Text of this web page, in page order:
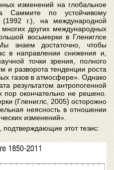
изменений на глобальное
Саммите по устойчивому
г.), на международной
других международных
восьмерки в Глениглсе
знаем достаточно, чтобы
в направлении снижения и,
точки зрения, полного
и разворота тенденции роста
газов в атмосфере». Однако
результатом антропогенной
пор окончательно не решено.
(Глениглс, 2005) осторожно
неясность в отношении
изменений».
этот тезис: